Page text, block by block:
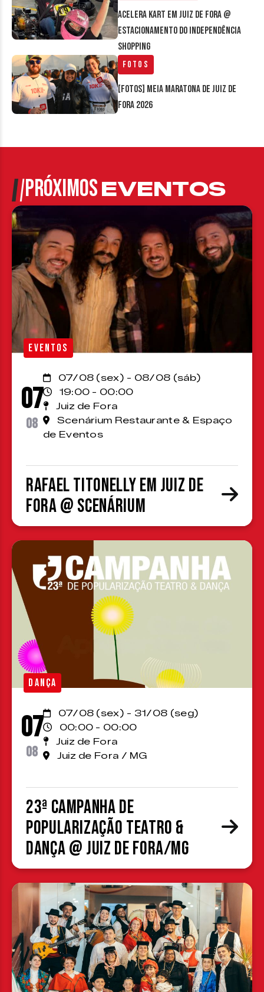
Acelera Kart em Juiz de Fora @
estacionamento do Independência
Shopping
Fotos
[FOTOS] Meia Maratona de Juiz de
Fora 2026
PRÓXIMOSEVENTOS
EVENTOS
07
08
07/08 (sex) - 08/08 (sáb)
19:00 - 00:00
Juiz de Fora
Scenárium Restaurante & Espaço
de Eventos
Rafael Titonelly em Juiz de
Fora @ Scenárium
DANÇA
07
08
07/08 (sex) - 31/08 (seg)
00:00 - 00:00
Juiz de Fora
Juiz de Fora / MG
23ª Campanha de
Popularização Teatro &
Dança @ Juiz de Fora/MG